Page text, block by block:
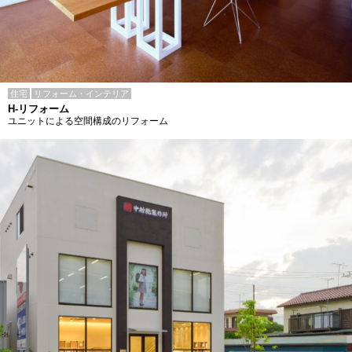
住宅 リフォーム・インテリア
H-リフォーム
ユニットによる空間構成のリフォーム